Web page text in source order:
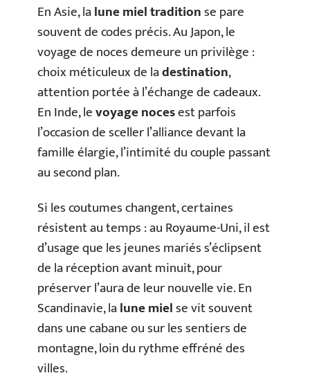
En Asie, lalune miel traditionse pare
souvent de codes précis. Au Japon, le
voyage de noces demeure un privilège :
choix méticuleux de ladestination,
attention portée à l’échange de cadeaux.
En Inde, levoyage nocesest parfois
l’occasion de sceller l’alliance devant la
famille élargie, l’intimité du couple passant
au second plan.
Si les coutumes changent, certaines
résistent au temps : au Royaume-Uni, il est
d’usage que les jeunes mariés s’éclipsent
de la réception avant minuit, pour
préserver l’aura de leur nouvelle vie. En
Scandinavie, lalune mielse vit souvent
dans une cabane ou sur les sentiers de
montagne, loin du rythme effréné des
villes.